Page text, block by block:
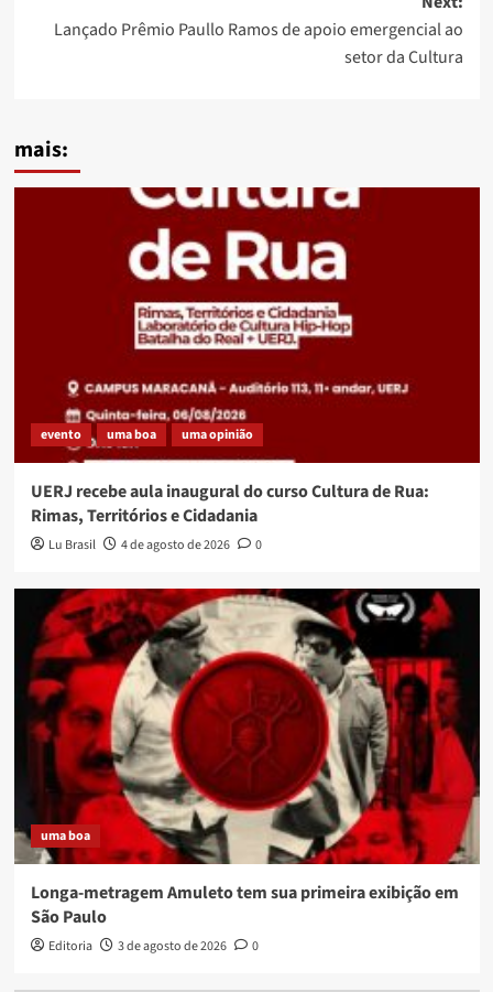
Lançado Prêmio Paullo Ramos de apoio emergencial ao
setor da Cultura
mais:
evento uma boa uma opinião
UERJ recebe aula inaugural do curso Cultura de Rua:
Rimas, Territórios e Cidadania
Lu Brasil 4 de agosto de 2026 0
uma boa
Longa-metragem Amuleto tem sua primeira exibição em
São Paulo
Editoria 3 de agosto de 2026 0